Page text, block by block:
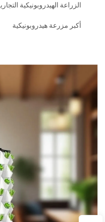
الزراعة الهيدروبونيكية
أكبر مزرعة هيدروبونيكية